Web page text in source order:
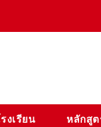
งเรียน หลักสูต